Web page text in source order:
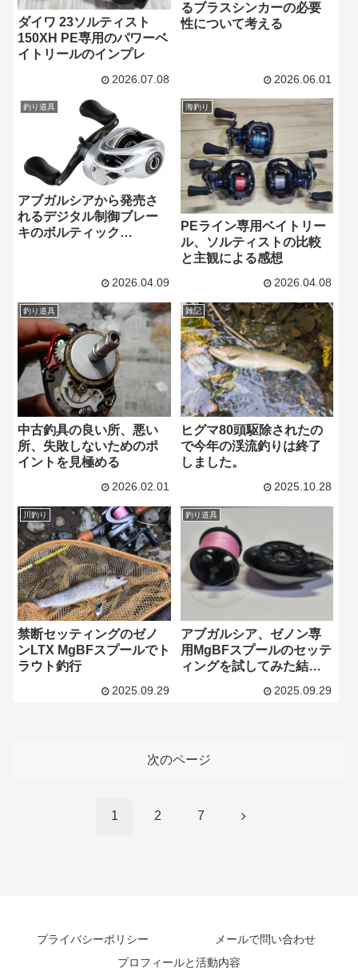
ダイワ 23ソルティスト
150XH PE専用のパワーベ
イトリールのインプレ
2026.07.08
るブラスシンカーの必要
性について考える
2026.06.01
釣り道具
アブガルシアから発売さ
れるデジタル制御ブレー
キのボルティック
2026.04.09
海釣り
PEライン専用ベイトリー
ル、ソルティストの比較
と主観による感想
2026.04.08
釣り道具
中古釣具の良い所、悪い
所、失敗しないためのポ
イントを見極める
2026.02.01
雑記
ヒグマ80頭駆除されたの
で今年の渓流釣りは終了
しました。
2025.10.28
川釣り
禁断セッティングのゼノ
ンLTX MgBFスプールでト
ラウト釣行
2025.09.29
釣り道具
アブガルシア、ゼノン専
用MgBFスプールのセッテ
ィングを試してみた結果
2025.09.29
次のページ
1 2 7 次
プライバシーポリシー
メールで問い合わせ
プロフィールと活動内容